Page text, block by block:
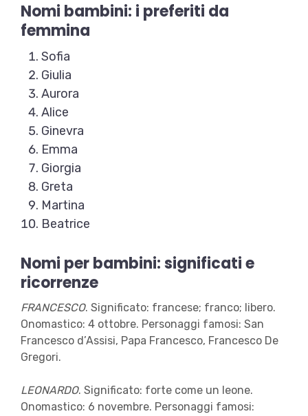
Nomi bambini: i preferiti da
femmina
Sofia
Giulia
Aurora
Alice
Ginevra
Emma
Giorgia
Greta
Martina
Beatrice
Nomi per bambini: significati e
ricorrenze
FRANCESCO. Significato: francese; franco; libero.
Onomastico: 4 ottobre. Personaggi famosi: San
Francesco d’Assisi, Papa Francesco, Francesco De
Gregori.
LEONARDO. Significato: forte come un leone.
Onomastico: 6 novembre. Personaggi famosi: